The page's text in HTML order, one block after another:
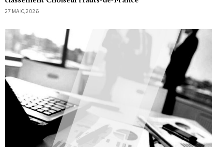
27 MAIO, 2026